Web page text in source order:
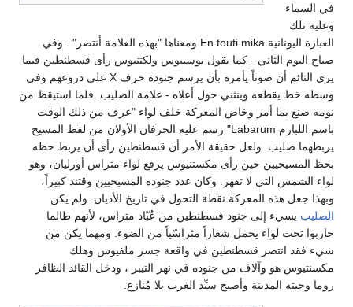
في السماء
وعليه تلك
العبارة اليونانية En touti mika ومعناها "بهذه العلامة أنتصر" . وفي
صباح اليوم الثاني - كما يقول يوسبيوس ولكتنيوس رأى قسطنطين فيما
يرى النائم أن صوتاً يأمره بأن يرسم جنوده حرف X على دروعهم وفي
وسطه خط يقطعه وينثني حول أعلاه - علامة الصليب. فلما استيقظ من
نومه صنع بما أمر وخاض المعركة خلف لواء "عرف من ذلك الوقت
باسم اللبارم Labarum" رسم عليه الحرفان الأولان من لفظ المسيح
يربطهما صليب. ولعل حقيقة الأمر أن قسطنطين رأى أن يربط حظه
بحظ المسيحيين حين رأى مكستنيوس يرفع لواء مثراس أورليان، وهو
لواء الشمس التي لا تقهر. وكان عدد جنوده المسيحيين وقتئذ كبيراً،
وبهذا جعل هذه المعركة نقطة التحول في تاريخ الأديان. ولم يكن
الصليب يسيء إلى جنود قسطنطين من عُبّاد مثراس، لأنهم طالما
حاربوا تحت لواء يحمل شعاراً مثراسّياً من الضوء. ومهما يكن من
شيء فقد انتصر قسطنطين في واقعة جسر ملفيوس وهلك
مكسنتيوس هو وآلاف من جنوده في نهر التيبر ، ودخل القائد الظافر
روما وحبته المدينة وأصبح سيِّد الغرب بلا مُنازع.